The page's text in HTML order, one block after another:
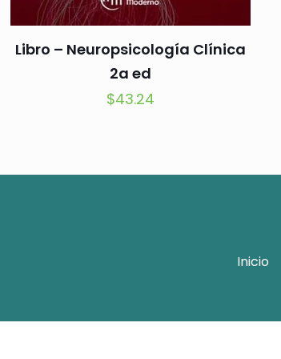
Libro – Neuropsicología Clínica
2a ed
$43.24
Inicio